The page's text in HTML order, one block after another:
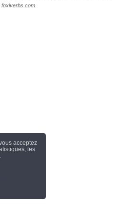
acceptez
les
foxiverbs.com